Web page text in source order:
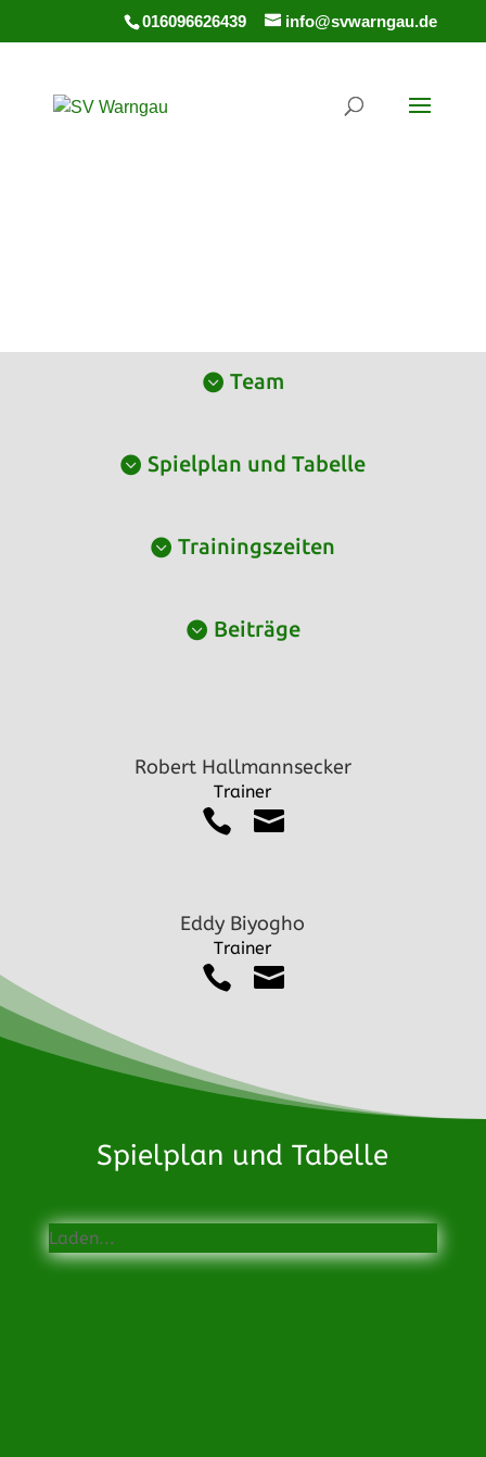
016096626439 info@svwarngau.de
Team
Spielplan und Tabelle
Trainingszeiten
Beiträge
Robert Hallmannsecker
Trainer
 
Eddy Biyogho
Trainer
 
Spielplan und Tabelle
Laden...